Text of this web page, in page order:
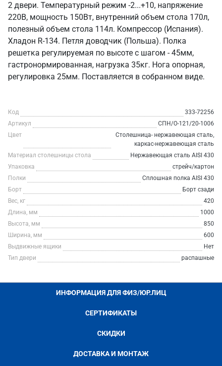
2 двери. Температурный режим -2...+10, напряжение
220В, мощность 150Вт, внутренний объем стола 170л,
полезный объем стола 114л. Компрессор (Испания).
Хладон R-134. Петля доводчик (Польша). Полка
решетка регулируемая по высоте с шагом - 45мм,
гастронормированная, нагрузка 35кг. Нога опорная,
регулировка 25мм. Поставляется в собранном виде.
Код
333-72256
Артикул
СПН/О-121/20-1006
Цвет
Столешница- нержавеющая сталь,
каркас-нержавеющая сталь
Материал столешницы стола
Нержавеющая сталь AISI 430
Упаковка
стрейч/картон
Полки
Сплошная полка AISI 430
Борт
Борт сзади
Вес, кг
420
Длина, мм
1000
Высота, мм
850
Ширина, мм
600
Выдвижные ящики
Нет
Тип двери
распашные
ИНФОРМАЦИЯ ДЛЯ ФИЗ/ЮР.ЛИЦ
СЕРТИФИКАТЫ
СКИДКИ
ДОСТАВКА И МОНТАЖ